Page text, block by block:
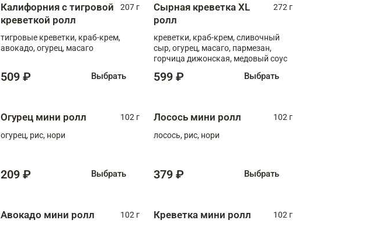
Калифорния с тигровой
креветкой ролл
207 г
тигровые креветки, краб-крем,
авокадо, огурец, масаго
509 ₽ Выбрать
Сырная креветка XL
ролл
272 г
креветки, краб-крем, сливочный
сыр, огурец, масаго, пармезан,
горчица дижонская, медовый соус
599 ₽ Выбрать
Огурец мини ролл
102 г
огурец, рис, нори
209 ₽ Выбрать
Лосось мини ролл
102 г
лосось, рис, нори
379 ₽ Выбрать
Авокадо мини ролл
102 г
Креветка мини ролл
102 г